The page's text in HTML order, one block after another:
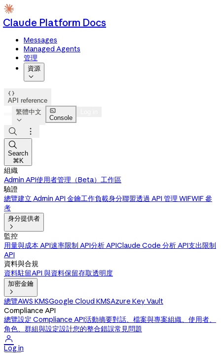
Claude Platform Docs
Messages
Managed Agents
管理
資源


API reference
繁體中文


Console



Search
⌘K
組織
Admin API使用者管理（Beta） 工作區
驗證
總覽建立 Admin API 金鑰工作負載身分聯盟透過 API 管理 WIFWIF 參
考
身分提供者

監控
用量與成本 API速率限制 API分析 APIClaude Code 分析 API支出限制
API
資料與合規
資料駐留API 與資料保留存取透明度
加密金鑰

總覽AWS KMSGoogle Cloud KMSAzure Key Vault
Compliance API
總覽設定 Compliance API活動摘要對話、檔案與專案組織、使用者、
角色、群組與設定設計您的整合錯誤常見問題

Log in